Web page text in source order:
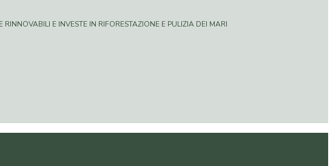
E INVESTE IN RIFORESTAZIONE E PULIZIA DEI MARI